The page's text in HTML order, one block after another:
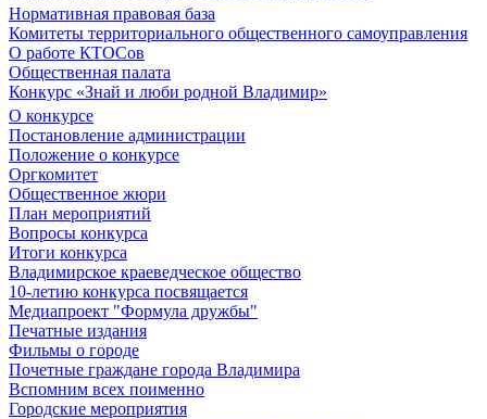
Нормативная правовая база
Комитеты территориального общественного самоуправления
О работе КТОСов
Общественная палата
Конкурс «Знай и люби родной Владимир»
О конкурсе
Постановление администрации
Положение о конкурсе
Оргкомитет
Общественное жюри
План мероприятий
Вопросы конкурса
Итоги конкурса
Владимирское краеведческое общество
10-летию конкурса посвящается
Медиапроект "Формула дружбы"
Печатные издания
Фильмы о городе
Почетные граждане города Владимира
Вспомним всех поименно
Городские мероприятия